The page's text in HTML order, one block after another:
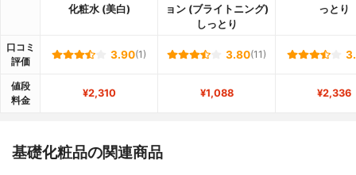
化粧水 (美白)
ョン (ブライトニング)
しっとり
っとり
口コミ
評価
3.90(1) 3.80(11)
値段
料金
¥2,310 ¥1,088 ¥2,336
基礎化粧品の関連商品